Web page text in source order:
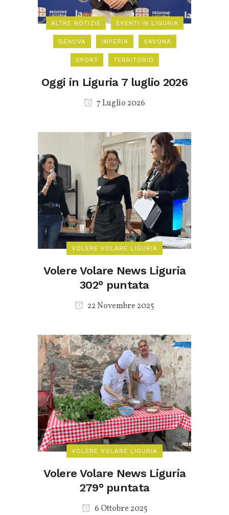
ALTRE NOTIZIE EVENTI IN LIGURIA
GENOVA IMPERIA SAVONA
SPORT TERRITORIO
Oggi in Liguria 7 luglio 2026
7 Luglio 2026
VOLERE VOLARE LIGURIA
Volere Volare News Liguria
302° puntata
22 Novembre 2025
VOLERE VOLARE LIGURIA
Volere Volare News Liguria
279° puntata
6 Ottobre 2025